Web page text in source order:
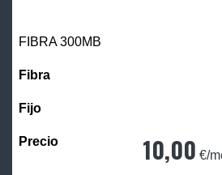
FIBRA 300MB
10,00 €/